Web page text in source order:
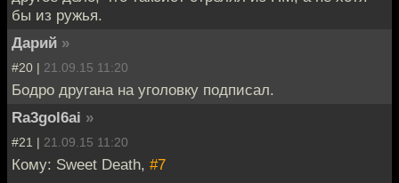
бы из ружья.
Дарий »
#20 | 21.09.15 11:20
Бодро другана на уголовку подписал.
Ra3gol6ai »
#21 | 21.09.15 11:20
Кому: Sweet Death, #7